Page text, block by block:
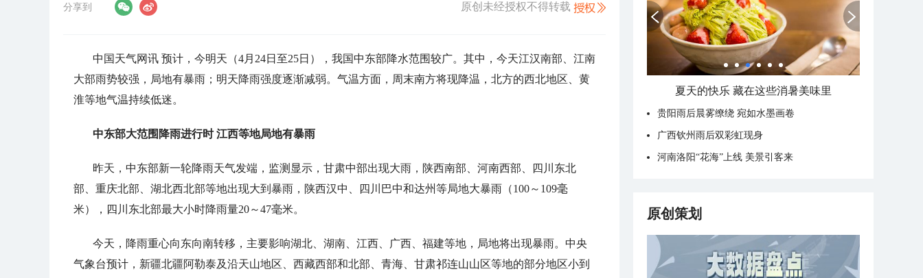
分享到 原创未经授权不得转载
中国天气网讯 预计，今明天（4月24日至25日），我国中东部降水范围较广。其中，今天江汉南部、江南
大部雨势较强，局地有暴雨；明天降雨强度逐渐减弱。气温方面，周末南方将现降温，北方的西北地区、黄
淮等地气温持续低迷。
中东部大范围降雨进行时 江西等地局地有暴雨
昨天，中东部新一轮降雨天气发端，监测显示， 甘肃中部出现大雨，陕西南部、河南西部、四川东北
部、重庆北部、湖北西北部等地出现大到暴雨，陕西汉中、四川巴中和达州等局地大暴雨（100～109毫
米），四川东北部最大小时降雨量20～47毫米。
今天，降雨重心向东向南转移，主要影响湖北、湖南、江西、广西、福建等地，局地将出现暴雨。中央
气象台预计， 新疆北疆阿勒泰及沿天山地区、西藏西部和北部、青海、甘肃祁连山山区等地的部分地区小到
夏天的快乐 藏在这些消暑美味里
贵阳雨后晨雾缭绕 宛如水墨画卷
广西钦州雨后双彩虹现身
河南洛阳“花海”上线 美景引客来
原创策划